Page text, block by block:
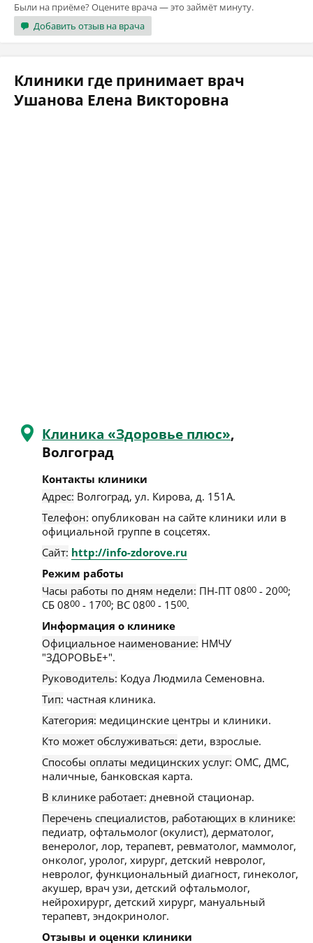
Были на приёме? Оцените врача — это займёт минуту.
Добавить отзыв на врача
Клиники где принимает врач
Ушанова Елена Викторовна
Клиника «Здоровье плюс»,
Волгоград
Контакты клиники
Адрес: Волгоград, ул. Кирова, д. 151А.
Телефон: опубликован на сайте клиники или в
официальной группе в соцсетях.
Сайт: http://info-zdorove.ru
Режим работы
Часы работы по дням недели: ПН-ПТ 0800 - 2000;
СБ 0800 - 1700; ВС 0800 - 1500.
Информация о клинике
Официальное наименование: НМЧУ
"ЗДОРОВЬЕ+".
Руководитель: Кодуа Людмила Семеновна.
Тип: частная клиника.
Категория: медицинские центры и клиники.
Кто может обслуживаться: дети, взрослые.
Способы оплаты медицинских услуг: ОМС, ДМС,
наличные, банковская карта.
В клинике работает: дневной стационар.
Перечень специалистов, работающих в клинике:
педиатр, офтальмолог (окулист), дерматолог,
венеролог, лор, терапевт, ревматолог, маммолог,
онколог, уролог, хирург, детский невролог,
невролог, функциональный диагност, гинеколог,
акушер, врач узи, детский офтальмолог,
нейрохирург, детский хирург, мануальный
терапевт, эндокринолог.
Отзывы и оценки клиники